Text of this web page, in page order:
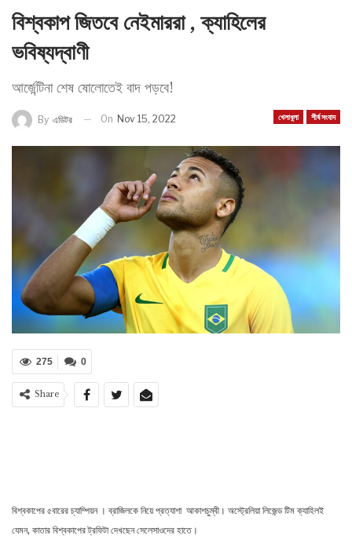
বিশ্বকাপ জিতবে নেইমাররা , ক্যাহিলের
ভবিষ্যদ্বাণী
আর্জেন্টিনা শেষ ষোলোতেই বাদ পড়বে!
খেলাধুলা শীর্ষ সংবাদ
By এডিটর On Nov 15, 2022
0
275
Share
বিশ্বকাপের ৫বারের চ্যাম্পিয়ন । ব্রাজিলকে নিয়ে প্রত্যাশা আকাশচুম্বী। অস্ট্রেলিয়া লিজেন্ড টিম ক্যাহিলই
যেমন, কাতার বিশ্বকাপের ট্রফিটা দেখছেন সেলেসাওদের হাতে।